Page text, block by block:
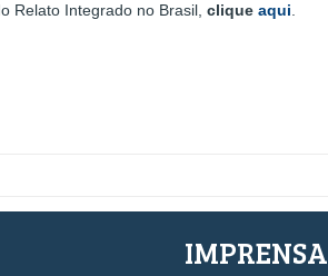
Relato Integrado no Brasil, clique aqui.
IMPRENSA